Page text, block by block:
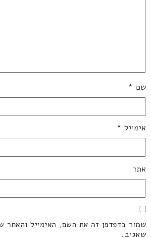
שם *
אימייל *
אתר
שמור בדפדפן זה את השם, האימייל והאתר
שאגיב.